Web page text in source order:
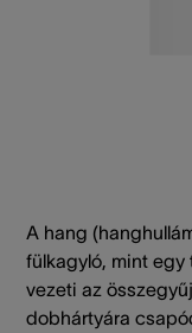
A hang
fülkagyló, mint egy
vezeti az
dobhártyára